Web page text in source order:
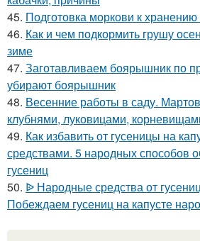
45. Подготовка моркови к
46. Как и чем подкормить грушу
зиме
47. Заготавливаем боярышник по
убирают боярышник
48. Весенние работы в саду.
клубнями, луковицами,
49. Как избавить от гусеницы на
средствами. 5 народных способов
гусениц
50. ᐉ Народные средства от
Побеждаем гусениц на капусте